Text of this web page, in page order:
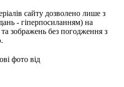
сайту дозволено лише з
- гіперпосиланням) на
зображень без погодження з
фото від